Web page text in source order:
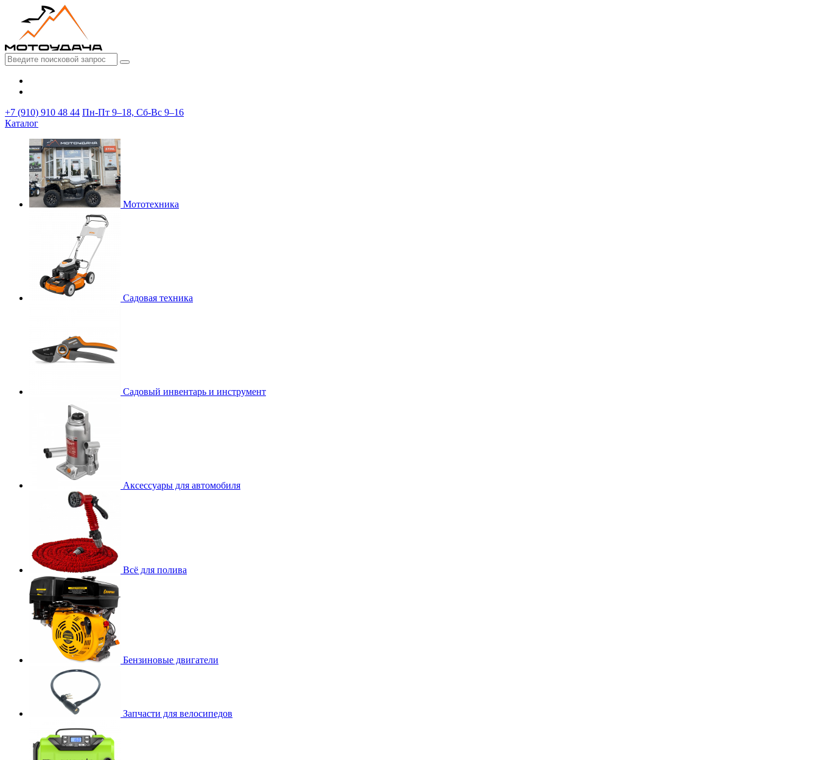
+7 (910) 910 48 44 Пн-Пт 9–18, Сб-Вс 9–16
Каталог
Мототехника
Садовая техника
Садовый инвентарь и инструмент
Аксессуары для автомобиля
Всё для полива
Бензиновые двигатели
Запчасти для велосипедов